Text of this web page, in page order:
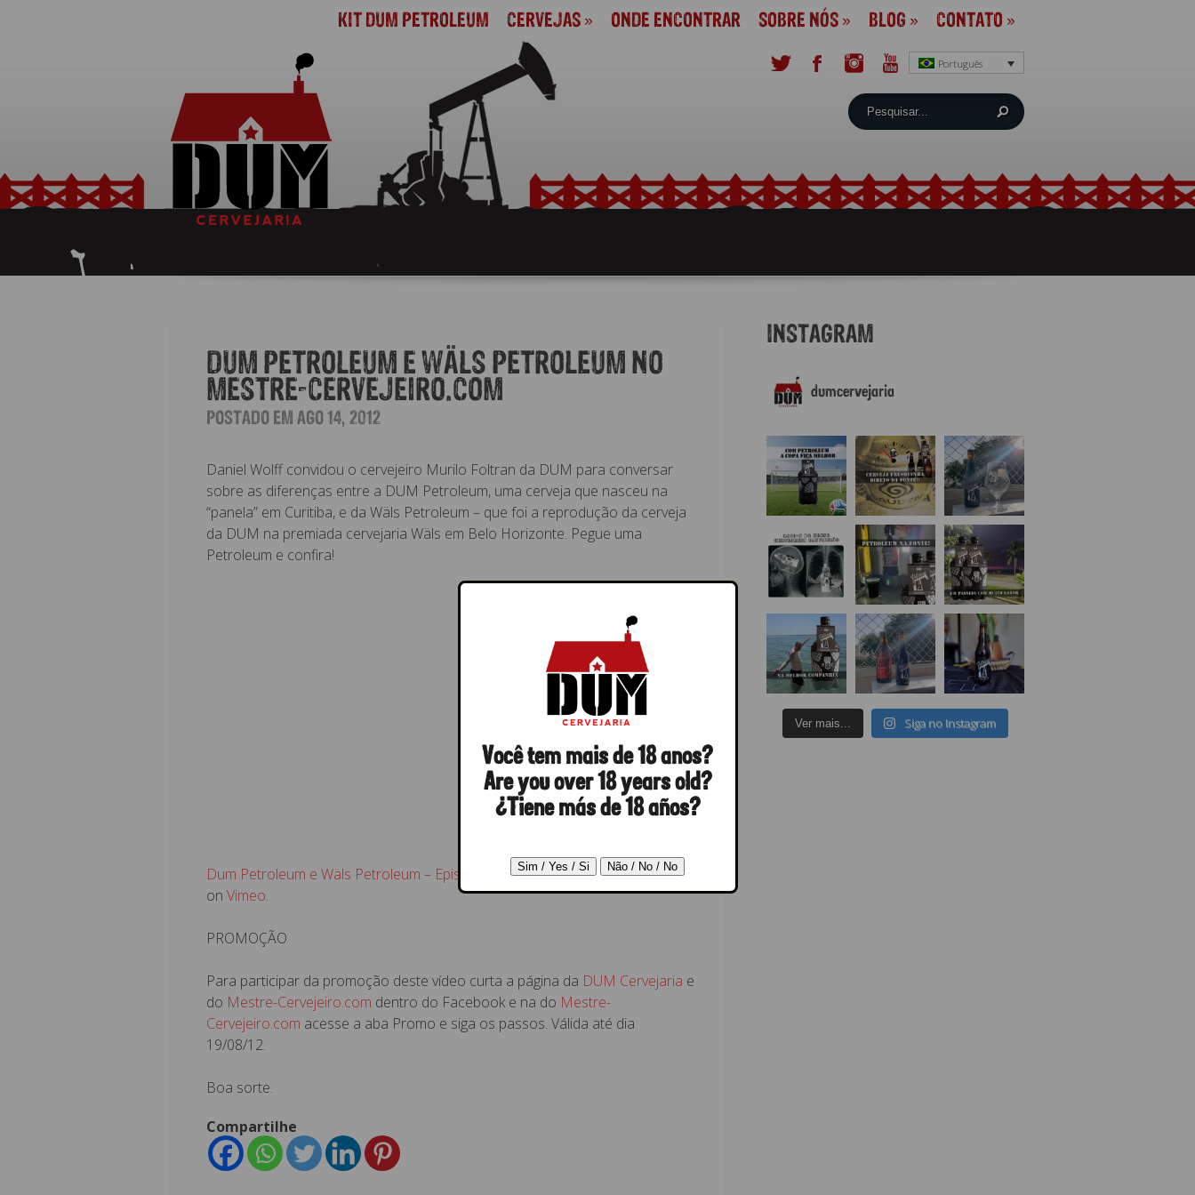
Português
KIT DUM PETROLEUM CERVEJAS » ONDE ENCONTRAR SOBRE NÓS » BLOG » CONTATO »
DUM PETROLEUM E WÄLS PETROLEUM NO
MESTRE-CERVEJEIRO.COM
POSTADO EM AGO 14, 2012
Daniel Wolff convidou o cervejeiro Murilo Foltran da DUM para conversar
sobre as diferenças entre a DUM Petroleum, uma cerveja que nasceu na
“panela” em Curitiba, e da Wäls Petroleum – que foi a reprodução da cerveja
da DUM na premiada cervejaria Wäls em Belo Horizonte. Pegue uma
Petroleum e confira!
Dum Petroleum e Wäls Petroleum – Episódio 34 fromMestre-Cervejeiro.com
on Vimeo.
PROMOÇÃO
Para participar da promoção deste vídeo curta a página da DUM Cervejaria e
do Mestre-Cervejeiro.com dentro do Facebook e na do Mestre-
Cervejeiro.com acesse a aba Promo e siga os passos. Válida até dia
19/08/12.
Boa sorte.
Compartilhe
INSTAGRAM
dumcervejaria
Ver mais... Siga no Instagram
Você tem mais de 18 anos?
Are you over 18 years old?
¿Tiene más de 18 años?